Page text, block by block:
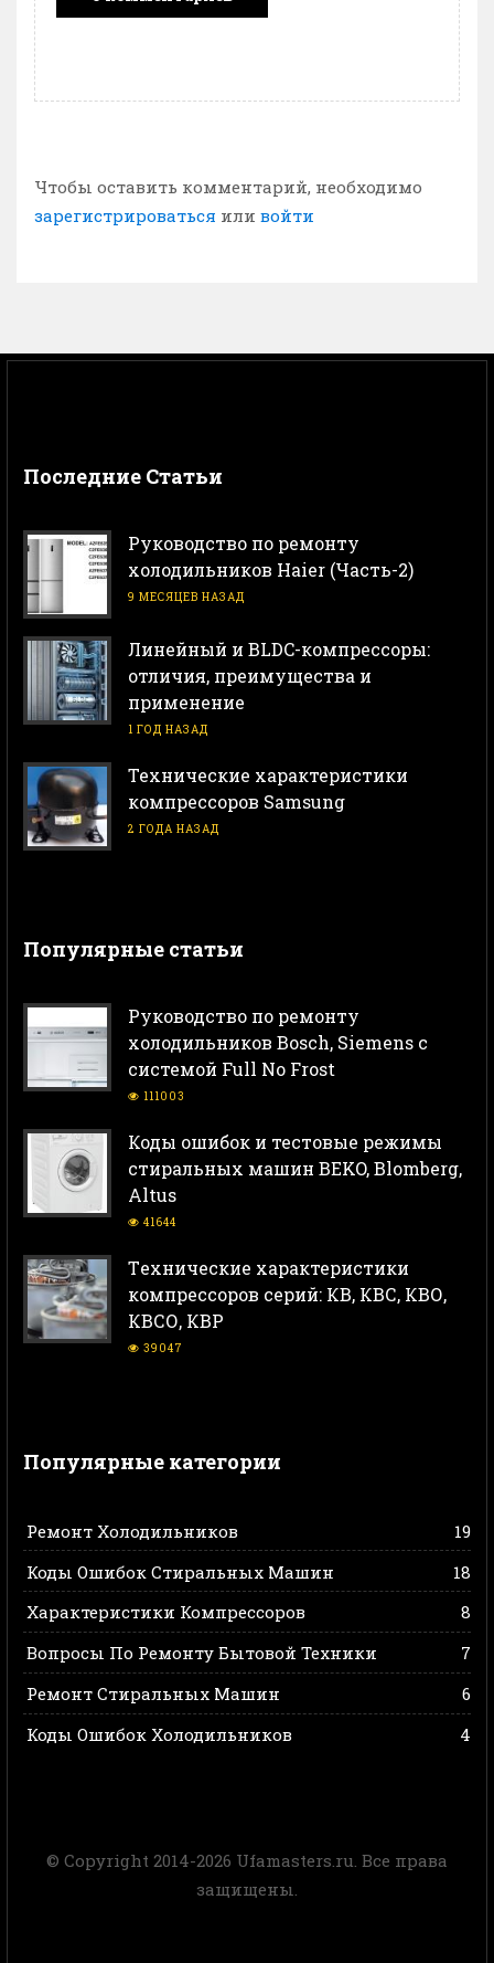
Чтобы оставить комментарий, необходимо
зарегистрироваться или войти
Последние Статьи
Руководство по ремонту
холодильников Haier (Часть-2)
9 МЕСЯЦЕВ НАЗАД
Линейный и BLDC-компрессоры:
отличия, преимущества и
применение
1 ГОД НАЗАД
Технические характеристики
компрессоров Samsung
2 ГОДА НАЗАД
Популярные статьи
Руководство по ремонту
холодильников Bosch, Siemens с
системой Full No Frost
111003
Коды ошибок и тестовые режимы
стиральных машин BEKO, Blomberg,
Altus
41644
Тeхнические характеристики
компрессоров серий: КВ, КВС, КВО,
КВСО, КВР
39047
Популярные категории
Ремонт Холодильников
19
Коды Ошибок Стиральных Машин
18
Характеристики Компрессоров
8
Вопросы По Ремонту Бытовой Техники
7
Ремонт Стиральных Машин
6
Коды Ошибок Холодильников
4
© Copyright 2014-2026 Ufamasters.ru. Все права
защищены.